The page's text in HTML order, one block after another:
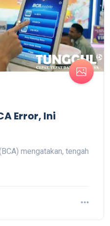
Error, Ini
mengatakan, tengah